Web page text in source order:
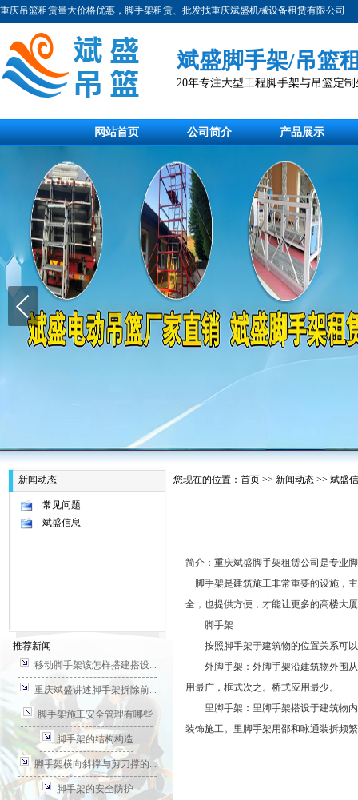
重庆吊篮租赁量大价格优惠，脚手架租赁、批发找重庆斌盛机械设备租赁有限公司
斌盛脚手架/吊篮
20年专注大型工程脚手架与吊篮定
网站首页 公司简介 产品展示
新闻动态
常见问题
斌盛信息
推荐新闻
移动脚手架该怎样搭建搭设...
重庆斌盛讲述脚手架拆除前...
脚手架施工安全管理有哪些
脚手架的结构构造
脚手架横向斜撑与剪刀撑的...
脚手架的安全防护
您现在的位置： 首页 >> 新闻动态 >> 斌盛
简介：重庆斌盛脚手架租赁公司是专业
脚手架是建筑施工非常重要的设施，
全，也提供方便，才能让更多的高楼大
脚手架
按照脚手架于建筑物的位置关系可以
外脚手架：外脚手架沿建筑物外围从
用最广，框式次之。桥式应用最少。
里脚手架：里脚手架搭设于建筑物内
装饰施工。里脚手架用邵和咏通装拆频